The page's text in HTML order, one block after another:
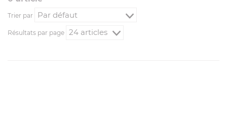
Trier par
Résultats par page